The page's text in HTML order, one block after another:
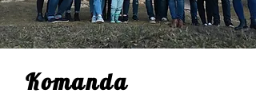
Komanda